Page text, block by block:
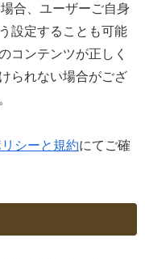
合、ユーザーご自身
設定することも可能
コンテンツが正しく
られない場合がござ
シーと規約にてご確